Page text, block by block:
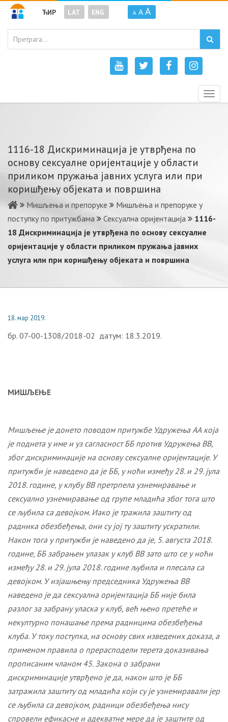
ЋИР LAT ENG A A A
1116-18 Дискриминација је утврђена по
основу сексуалне оријентације у области
приликом пружања јавних услуга или при
коришђењу објеката и површина
Мишљења и препоруке
Мишљења и препоруке у
поступку по притужбама
Сексуална оријентација
1116-
18 Дискриминација је утврђена по основу сексуалне
оријентације у области приликом пружања јавних
услуга или при коришђењу објеката и површина
18. мар 2019.
бр. 07-00-1308/2018-02 датум: 18.3.2019.
МИШЉЕЊЕ
Мишљење је донето поводом притужбе Удружења АА која
је поднета у име и уз сагласност ББ противУдружења ВВ,
због дискриминације на основу сексуалне оријентације. У
притужби је наведено да је ББ, у ноћи између 28. и 29. јула
2018. године, у клубуВВ претрпела узнемиравање и
сексуално узнемиравање од групе младића због тога што
се љубила са девојком. Иако је тражила заштиту од
радника обезбеђења, они су јој ту заштиту ускратили.
Након тога у притужби је наведено да је, 5. августа 2018.
године, ББ забрањен улазак у клуб ВВ зато што се у ноћи
између 28. и 29. јула 2018. године љубила и плесала са
девојком. У изјашњењу председника Удружења ВВ
наведено је да сексуална оријентација ББ није била
разлог за забрану уласка у клуб, већ њено претеће и
некултурно понашање према радницима обезбеђења
клуба. У току поступка, на основу свих изведених доказа, а
применом правила о прерасподели терета доказивања
прописаним чланом 45. Закона о забрани
дискриминације утврђено је да, након што је ББ
затражила заштиту од младића који су је узнемиравали јер
се љубила са девојком, радници обезбеђења нису
спровели ефикасне и адекватне мере да је заштите од